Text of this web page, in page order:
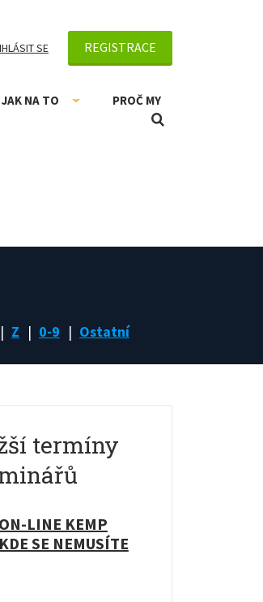
SE REGISTRACE
JAK NA TO PROČ MY
Z 0-9 Ostatní
termíny
LINE KEMP
SE NEMUSÍTE